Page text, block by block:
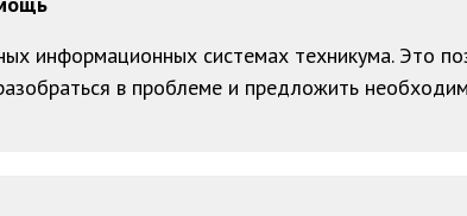
информационных системах техникума. Это
в проблеме и предложить